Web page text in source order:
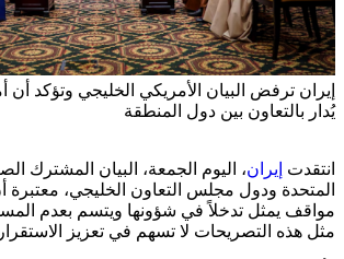
إيران ترفض البيان الأمريكي الخليجي وتؤكد
يُدار بالتعاون بين دول المنطقة
انتقدت إيران، اليوم الجمعة، البيان المشترك
المتحدة ودول مجلس التعاون الخليجي،
مواقف يمثل تدخلاً في شؤونها ويتسم بعدم
مثل هذه التصريحات لا تسهم في تعزيز